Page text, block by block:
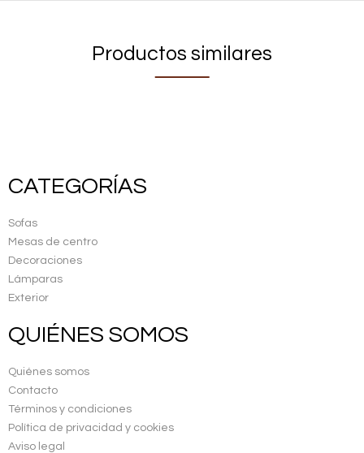
Productos similares
CATEGORÍAS
Sofas
Mesas de centro
Decoraciones
Lámparas
Exterior
QUIÉNES SOMOS
Quiénes somos
Contacto
Términos y condiciones
Política de privacidad y cookies
Aviso legal